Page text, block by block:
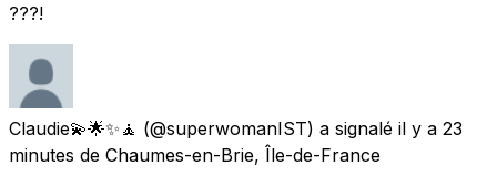
???!
Claudie💫🌟✨🧘 (@superwomanIST) a signalé il y a 23
minutes de Chaumes-en-Brie, Île-de-France